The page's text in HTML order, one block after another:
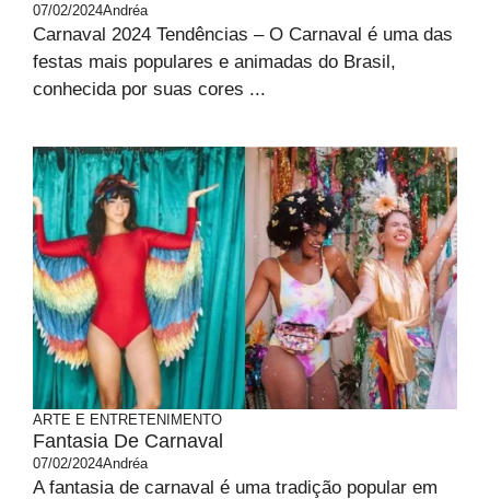
07/02/2024Andréa
Carnaval 2024 Tendências – O Carnaval é uma das
festas mais populares e animadas do Brasil,
conhecida por suas cores ...
ARTE E ENTRETENIMENTO
Fantasia De Carnaval
07/02/2024Andréa
A fantasia de carnaval é uma tradição popular em